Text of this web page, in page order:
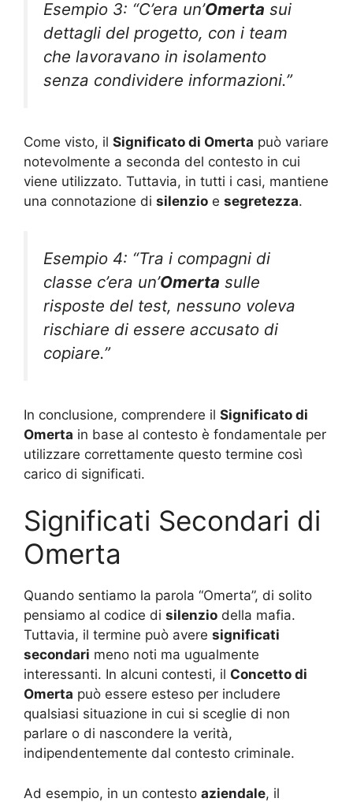
Esempio 3: “C’era un’Omerta sui
dettagli del progetto, con i team
che lavoravano in isolamento
senza condividere informazioni.”
Come visto, il Significato di Omerta può variare
notevolmente a seconda del contesto in cui
viene utilizzato. Tuttavia, in tutti i casi, mantiene
una connotazione di silenzio e segretezza.
Esempio 4: “Tra i compagni di
classe c’era un’Omerta sulle
risposte del test, nessuno voleva
rischiare di essere accusato di
copiare.”
In conclusione, comprendere il Significato di
Omerta in base al contesto è fondamentale per
utilizzare correttamente questo termine così
carico di significati.
Significati Secondari di
Omerta
Quando sentiamo la parola “Omerta”, di solito
pensiamo al codice di silenzio della mafia.
Tuttavia, il termine può avere significati
secondari meno noti ma ugualmente
interessanti. In alcuni contesti, il Concetto di
Omerta può essere esteso per includere
qualsiasi situazione in cui si sceglie di non
parlare o di nascondere la verità,
indipendentemente dal contesto criminale.
Ad esempio, in un contesto aziendale, il